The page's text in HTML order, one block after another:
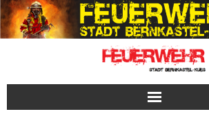
Skip
to
content